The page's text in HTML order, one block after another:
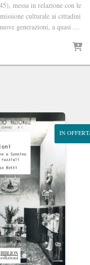
messa in relazione con le
culturale ai cittadini
generazioni, a quasi …
IN